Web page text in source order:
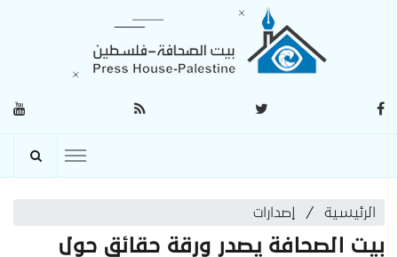
الرئيسية إصدارات
بيت الصحافة يصدر ورقة حقائق حول